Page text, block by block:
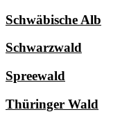
Schwäbische Alb
Schwarzwald
Spreewald
Thüringer Wald